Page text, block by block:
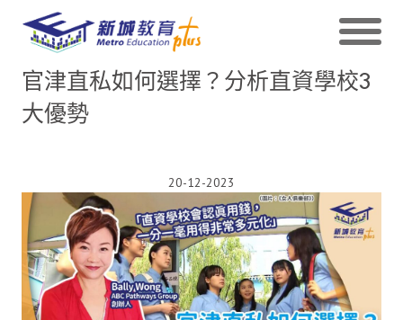
官津直私如何選擇？分析直資學校3
大優勢
20-12-2023